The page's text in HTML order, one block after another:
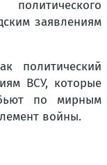
заявлениям
политический
ВСУ, которые
по мирным
войны.